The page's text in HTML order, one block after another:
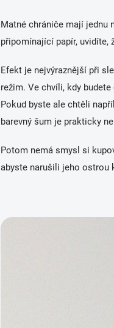
Matné chrániče mají jednu
připomínající papír, uvidíte,
Efekt je nejvýraznější při
režim. Ve chvíli, kdy
Pokud byste ale chtěli
barevný šum je prakticky
Potom nemá smysl si
abyste narušili jeho ostrou